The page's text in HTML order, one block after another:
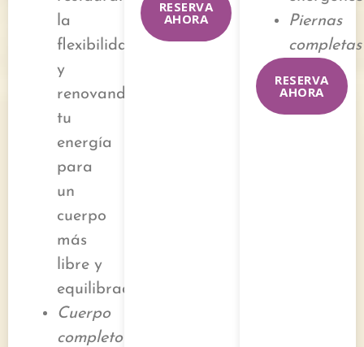
la
flexibilidad
y
renovando
tu
energía
para
un
cuerpo
más
libre y
equilibrado.
Cuerpo
completo
RESERVA
AHORA
Piernas
RESERVA
AHORA